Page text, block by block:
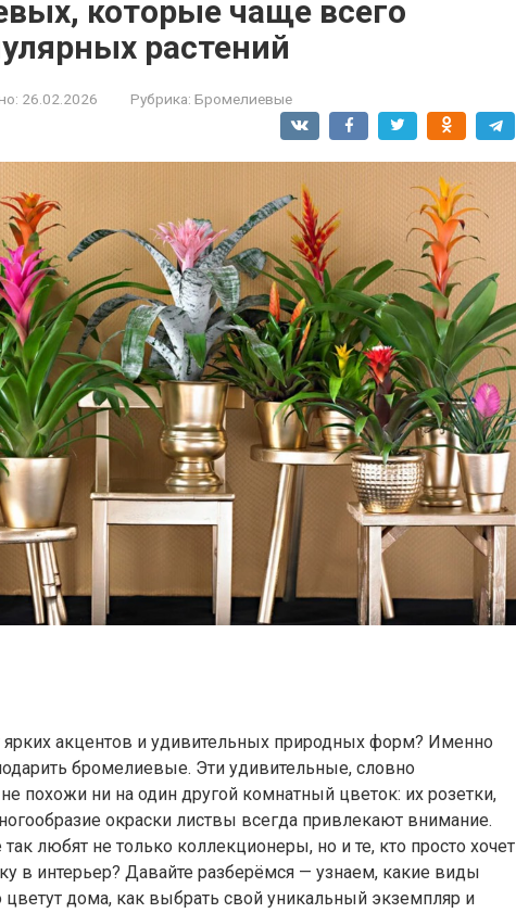
которые чаще всего
растений
26.02.2026 Рубрика: Бромелиевые
ярких акцентов и удивительных природных форм? Именно
бромелиевые. Эти удивительные, словно
похожи ни на один другой комнатный цветок: их розетки,
окраски листвы всегда привлекают внимание.
любят не только коллекционеры, но и те, кто просто хочет
в интерьер? Давайте разберёмся — узнаем, какие виды
дома, как выбрать свой уникальный экземпляр и